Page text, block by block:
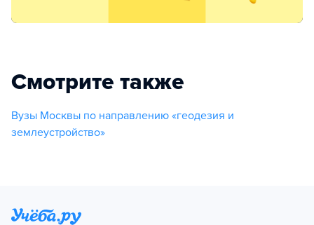
Смотрите также
Вузы Москвы по направлению «геодезия и
землеустройство»